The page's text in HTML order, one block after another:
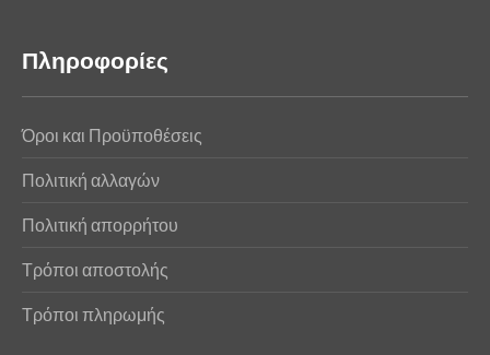
Πληροφορίες
Όροι και Προϋποθέσεις
Πολιτική αλλαγών
Πολιτική απορρήτου
Τρόποι αποστολής
Τρόποι πληρωμής